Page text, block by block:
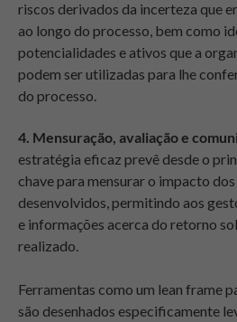
riscos derivados da incerteza que
ao longo do processo, bem como
potencialidades e ativos que a
podem ser utilizadas para lhe
do processo.
4. Mensuração, avaliação e
estratégia eficaz prevê desde o
chave para mensurar o impacto
desenvolvidos, permitindo aos
e informações acerca do retorno
realizado.
Ferramentas como um lean frame
são desenhados especificamente